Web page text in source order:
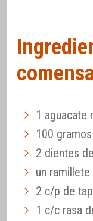
1 aguacate
100
2 dientes
un
2 c/p de
1 c/c rasa